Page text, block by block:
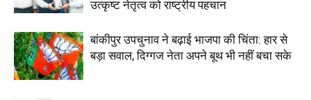
उत्कृष्ट नेतृत्व को राष्ट्रीय पहचान
बांकीपुर उपचुनाव ने बढ़ाई भाजपा की चिंता: हार से
बड़ा सवाल, दिग्गज नेता अपने बूथ भी नहीं बचा सके